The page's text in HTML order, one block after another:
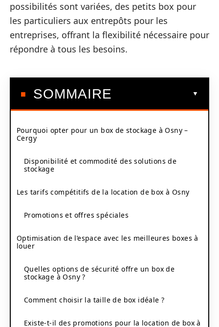
possibilités sont variées, des petits box pour
les particuliers aux entrepôts pour les
entreprises, offrant la flexibilité nécessaire pour
répondre à tous les besoins.
SOMMAIRE
Pourquoi opter pour un box de stockage à Osny –
Cergy
Disponibilité et commodité des solutions de
stockage
Les tarifs compétitifs de la location de box à Osny
Promotions et offres spéciales
Optimisation de l’espace avec les meilleures boxes à
louer
Quelles options de sécurité offre un box de
stockage à Osny ?
Comment choisir la taille de box idéale ?
Existe-t-il des promotions pour la location de box à